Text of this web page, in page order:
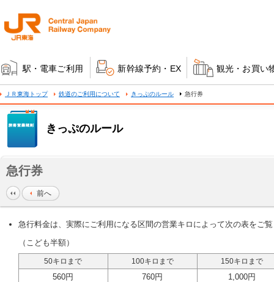
駅・電車ご利用 新幹線予約・EX 観光・お買い
ＪＲ東海トップ 鉄道のご利用について きっぷのルール 急行券
きっぷのルール
急行券
前へ
急行料金は、実際にご利用になる区間の営業キロによって次の表をご
（こども半額）
50キロまで 100キロまで 150キロまで
560円 760円 1,000円